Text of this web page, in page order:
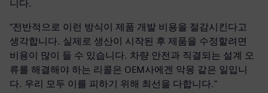
니다.
"전반적으로 이런 방식이 제품 개발 비용을 절감시킨다고
생각합니다. 실제로 생산이 시작된 후 제품을 수정할려면
비용이 많이 들 수 있습니다. 차량 안전과 직결되는 설계 오
류를 해결해야 하는 리콜은 OEM사에겐 악몽 같은 일입니
다. 우리 모두 이를 피하기 위해 최선을 다합니다."